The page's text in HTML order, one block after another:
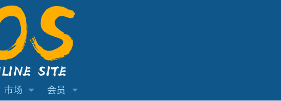
市场 会员